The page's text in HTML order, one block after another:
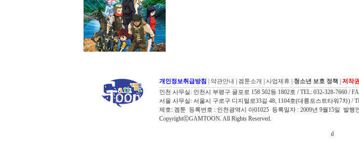
개인정보취급방침 약관안내 겜툰소개 사업제휴 청소년 보호 정책 저작
인천 사무실: 인천시 부평구 굴포로 158 502동 1802호 / TEL: 032-328-7660 /
서울 사무실: 서울시 구로구 디지털로33길 48, 1104호(대륭포스트타워7차) /
제호: 겜툰 등록번호 : 인천광역시 아01025 등록일자 : 2009년 9월15일 발행
CopyrightⓒGAMTOON. All Rights Reserved.
d